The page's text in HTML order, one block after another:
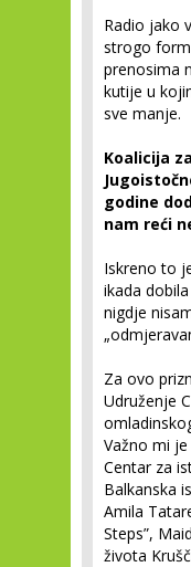
Radio jako
strogo
prenosima
kutije u
sve manje.
Koalicija
godine
nam reći
Iskreno to
ikada
nigdje
Za ovo
Udruženje
Važno mi
Centar za
Balkanska
Amila
Steps”,
života